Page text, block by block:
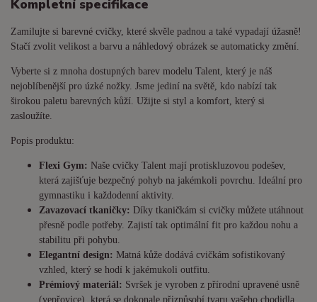
Kompletní specifikace
Zamilujte si barevné cvičky, které skvěle padnou a také vypadají úžasně!
Stačí zvolit velikost a barvu a náhledový obrázek se automaticky změní.
Vyberte si z mnoha dostupných barev modelu Talent, který je náš
nejoblíbenější pro úzké nožky. Jsme jediní na světě, kdo nabízí tak
širokou paletu barevných kůží. Užijte si styl a komfort, který si
zasloužíte.
Popis produktu:
Flexi Gym: Naše cvičky Talent mají protiskluzovou podešev,
která zajišťuje bezpečný pohyb na jakémkoli povrchu. Ideální pro
gymnastiku i každodenní aktivity.
Zavazovací tkaničky: Díky tkaničkám si cvičky můžete utáhnout
přesně podle potřeby. Zajistí tak optimální fit pro každou nohu a
stabilitu při pohybu.
Elegantní design: Matná kůže dodává cvičkám sofistikovaný
vzhled, který se hodí k jakémukoli outfitu.
Prémiový materiál: Svršek je vyroben z přírodní upravené usně
(vepřovice), která se dokonale přizpůsobí tvaru vašeho chodidla.